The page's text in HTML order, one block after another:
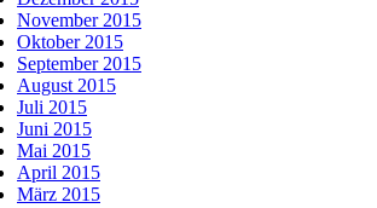
November 2015
Oktober 2015
September 2015
August 2015
Juli 2015
Juni 2015
Mai 2015
April 2015
März 2015